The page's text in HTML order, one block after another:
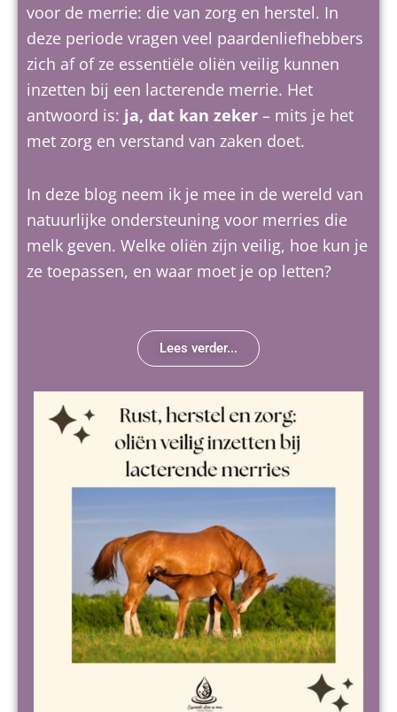
voor de merrie: die van zorg en herstel. In
deze periode vragen veel paardenliefhebbers
zich af of ze essentiële oliën veilig kunnen
inzetten bij een lacterende merrie. Het
antwoord is: ja, dat kan zeker – mits je het
met zorg en verstand van zaken doet.
In deze blog neem ik je mee in de wereld van
natuurlijke ondersteuning voor merries die
melk geven. Welke oliën zijn veilig, hoe kun je
ze toepassen, en waar moet je op letten?
Lees verder...